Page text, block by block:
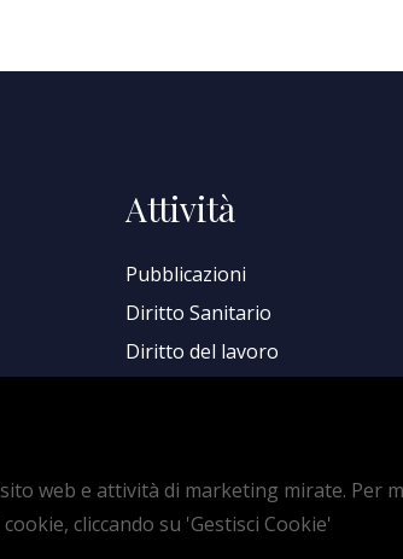
web e attività di marketing mirate. Per
cliccando su 'Gestisci Cookie'
Attività
Pubblicazioni
Diritto Sanitario
Diritto del lavoro